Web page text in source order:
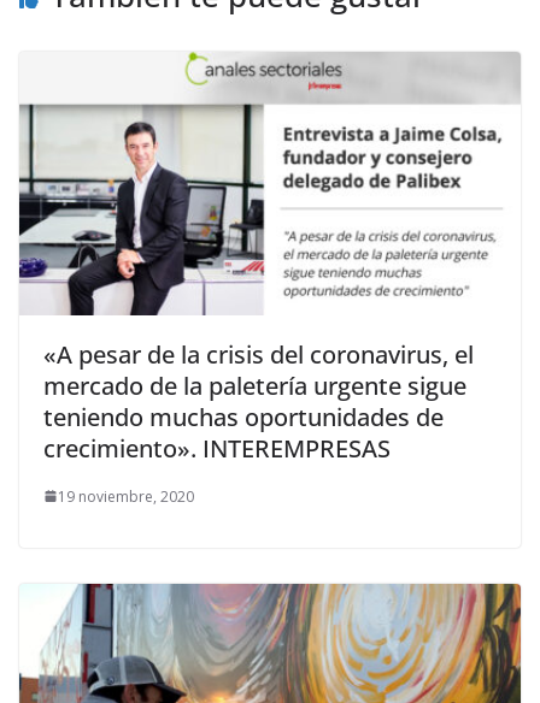
«A pesar de la crisis del coronavirus, el
mercado de la paletería urgente sigue
teniendo muchas oportunidades de
crecimiento». INTEREMPRESAS
19 noviembre, 2020